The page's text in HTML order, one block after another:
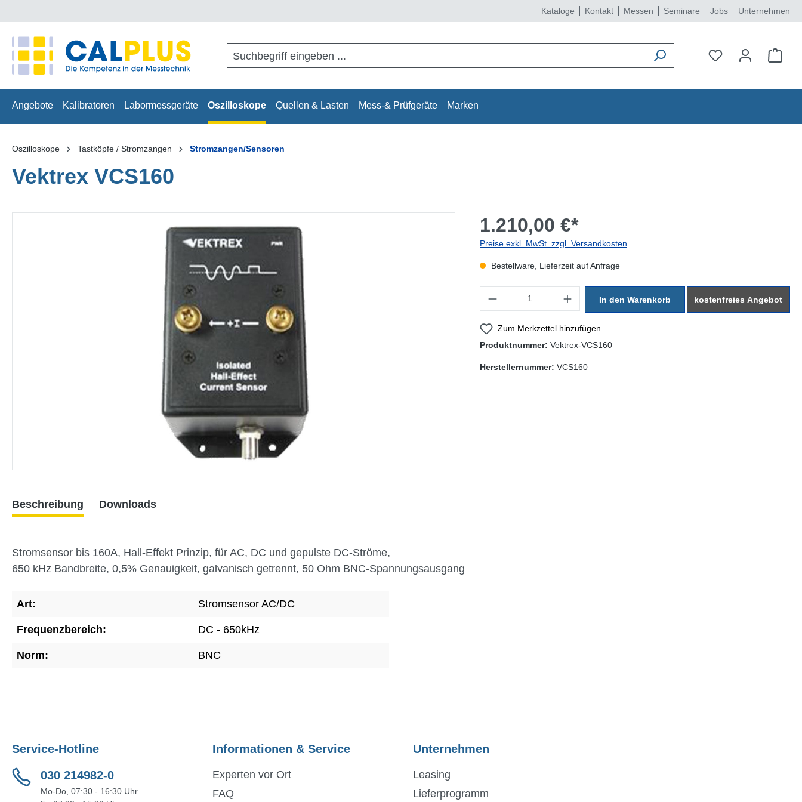
Kataloge Kontakt Messen Seminare Jobs Unternehmen
Angebote Kalibratoren Labormessgeräte Oszilloskope Quellen & Lasten Mess-& Prüfgeräte Marken
Oszilloskope Tastköpfe / Stromzangen Stromzangen/Sensoren
Vektrex VCS160
1.210,00 €*
Preise exkl. MwSt. zzgl. Versandkosten
Bestellware, Lieferzeit auf Anfrage
In den Warenkorb
kostenfreies Angebot
Zum Merkzettel hinzufügen
Produktnummer: Vektrex-VCS160
Herstellernummer: VCS160
Beschreibung Downloads
Stromsensor bis 160A, Hall-Effekt Prinzip, für AC, DC und gepulste DC-Ströme,
650 kHz Bandbreite, 0,5% Genauigkeit, galvanisch getrennt, 50 Ohm BNC-Spannungsausgang
Art: Stromsensor AC/DC
Frequenzbereich: DC - 650kHz
Norm: BNC
Service-Hotline
030 214982-0
Mo-Do, 07:30 - 16:30 Uhr
Informationen & Service
Experten vor Ort
FAQ
Unternehmen
Leasing
Lieferprogramm